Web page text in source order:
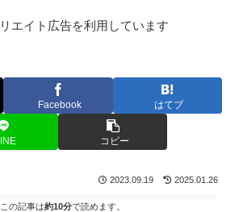
エイト広告を利用しています
Facebook はてブ
コピー
2023.09.19 2025.01.26
この記事は約10分で読めます。